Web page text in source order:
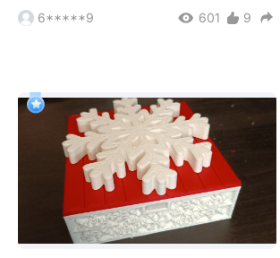
6*****9 601 9